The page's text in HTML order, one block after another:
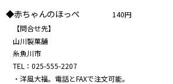
◆赤ちゃんのほっぺ
140円
【問合せ先】
山川製菓舗
糸魚川市
TEL：025-555-2207
・洋風大福。電話とFAXで注文可能。